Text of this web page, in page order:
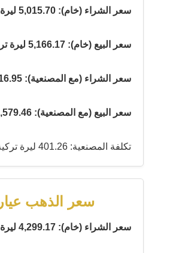
سعر الشراء (خام): 5,015.70 ليرة تركية
سعر البيع (خام): 5,166.17 ليرة تركية
سعر الشراء (مع المصنعية): 5,416.95 ليرة تركية
سعر البيع (مع المصنعية): 5,579.46 ليرة تركية
تكلفة المصنعية: 401.26 ليرة تركية
سعر الذهب عيار 18
سعر الشراء (خام): 4,299.17 ليرة تركية